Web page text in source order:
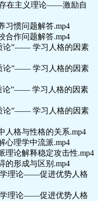
存在主义理论——激励自
习惯问题解答.mp4
合作问题解答.mp4
论”—— 学习人格的因素
论”—— 学习人格的因素
论”—— 学习人格的因素
论”—— 学习人格的因素
人格与性格的关系.mp4
心理学中流派.mp4
理论解释稳定攻击性.mp4
的形成与区别.mp4
学理论——促进优势人格
学理论——促进优势人格